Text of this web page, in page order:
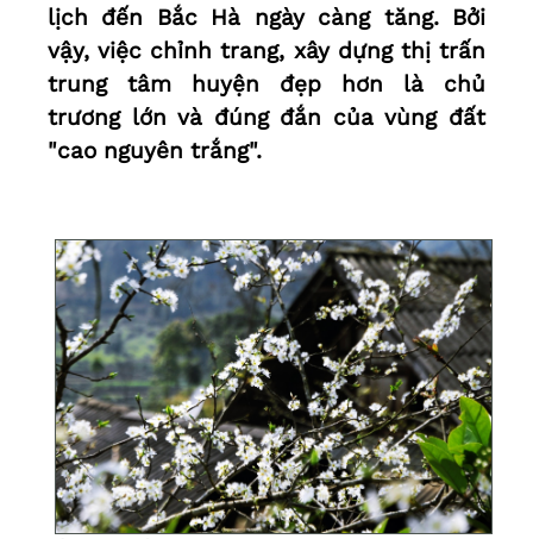
lịch đến Bắc Hà ngày càng tăng. Bởi
vậy, việc chỉnh trang, xây dựng thị trấn
trung tâm huyện đẹp hơn là chủ
trương lớn và đúng đắn của vùng đất
"cao nguyên trắng".